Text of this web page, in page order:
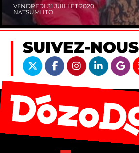
VENDREDI 31 JUILLET 2020
NATSUMI ITO
SUIVEZ-NOUS